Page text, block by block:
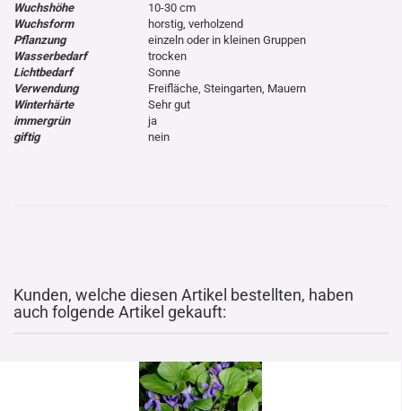
Wuchshöhe
10-30 cm
Wuchsform
horstig, verholzend
Pflanzung
einzeln oder in kleinen Gruppen
Wasserbedarf
trocken
Lichtbedarf
Sonne
Verwendung
Freifläche, Steingarten, Mauern
Winterhärte
Sehr gut
immergrün
ja
giftig
nein
Kunden, welche diesen Artikel bestellten, haben
auch folgende Artikel gekauft: